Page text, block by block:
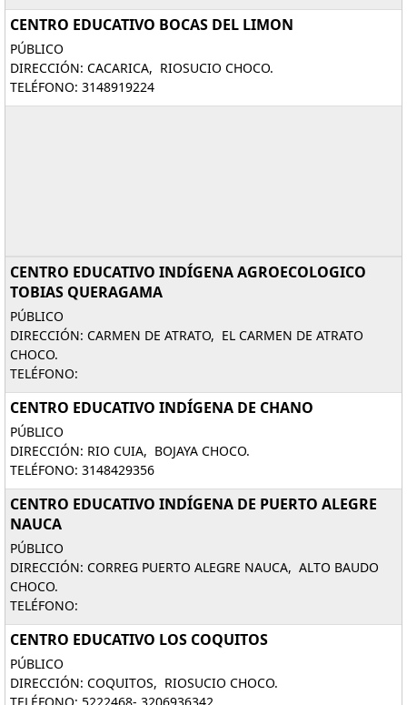
CENTRO EDUCATIVO BOCAS DEL LIMON
PÚBLICO
DIRECCIÓN: CACARICA, RIOSUCIO CHOCO.
TELÉFONO: 3148919224
CENTRO EDUCATIVO INDÍGENA AGROECOLOGICO
TOBIAS QUERAGAMA
PÚBLICO
DIRECCIÓN: CARMEN DE ATRATO, EL CARMEN DE ATRATO
CHOCO.
TELÉFONO:
CENTRO EDUCATIVO INDÍGENA DE CHANO
PÚBLICO
DIRECCIÓN: RIO CUIA, BOJAYA CHOCO.
TELÉFONO: 3148429356
CENTRO EDUCATIVO INDÍGENA DE PUERTO ALEGRE
NAUCA
PÚBLICO
DIRECCIÓN: CORREG PUERTO ALEGRE NAUCA, ALTO BAUDO
CHOCO.
TELÉFONO:
CENTRO EDUCATIVO LOS COQUITOS
PÚBLICO
DIRECCIÓN: COQUITOS, RIOSUCIO CHOCO.